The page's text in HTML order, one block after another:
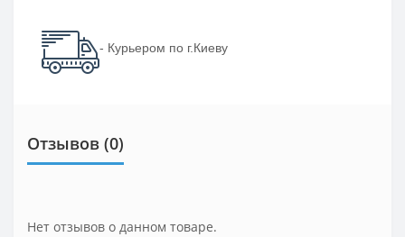
- Курьером по г.Киеву
Отзывов (0)
Нет отзывов о данном товаре.